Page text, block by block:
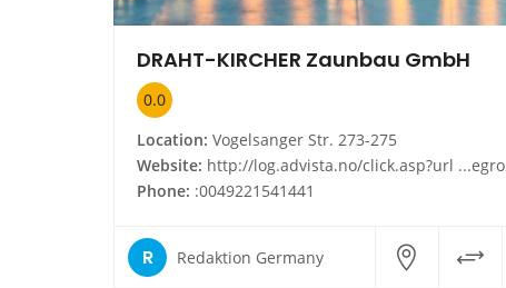
DRAHT-KIRCHER Zaunbau GmbH
0.0
Location: Vogelsanger Str. 273-275
Website: http://log.advista.no/click.asp?url ...egro9:zjmr59hregh&id 19998820856154720&type infoside_link&cnt de
Phone: :0049221541441
R Redaktion Germany